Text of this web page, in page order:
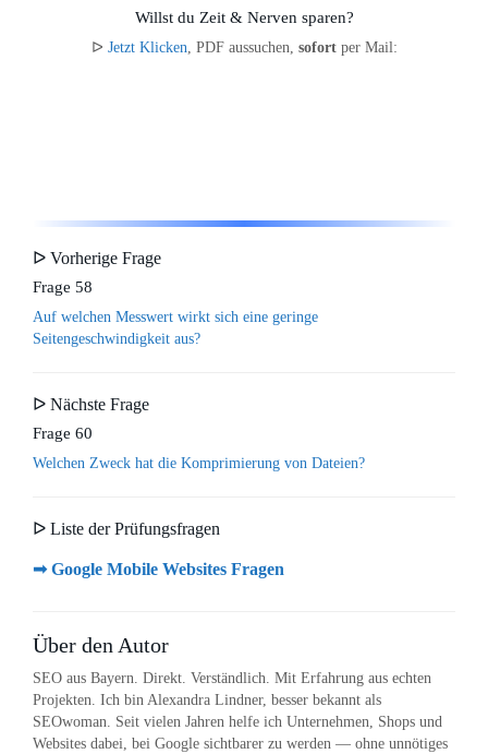
Willst du Zeit & Nerven sparen?
ᐅ Jetzt Klicken, PDF aussuchen, sofortper Mail:
ᐅ Vorherige Frage
Frage 58
Auf welchen Messwert wirkt sich eine geringe
Seitengeschwindigkeit aus?
ᐅ Nächste Frage
Frage 60
Welchen Zweck hat die Komprimierung von Dateien?
ᐅ Liste der Prüfungsfragen
➟ Google Mobile Websites Fragen
Über den Autor
SEO aus Bayern. Direkt. Verständlich. Mit Erfahrung aus echten
Projekten. Ich bin Alexandra Lindner, besser bekannt als
SEOwoman. Seit vielen Jahren helfe ich Unternehmen, Shops und
Websites dabei, bei Google sichtbarer zu werden — ohne unnötiges